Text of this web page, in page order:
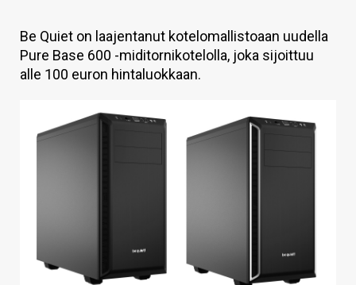
HINTA.FI
KAUPPA
VAIHDA TEEMA
Be Quiet on laajentanut kotelomallistoaan uudella
Pure Base 600 -miditornikotelolla, joka sijoittuu
alle 100 euron hintaluokkaan.